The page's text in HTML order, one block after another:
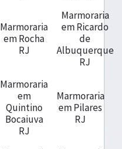
Marmoraria
em Rocha
RJ
Marmoraria
em Ricardo
de
Albuquerque
RJ
Marmoraria
em
Quintino
Bocaiuva
RJ
Marmoraria
em Pilares
RJ